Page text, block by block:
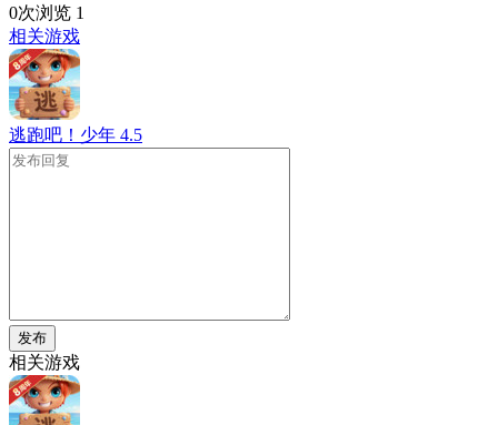
0次浏览 1
相关游戏
逃跑吧！少年 4.5
发布
相关游戏